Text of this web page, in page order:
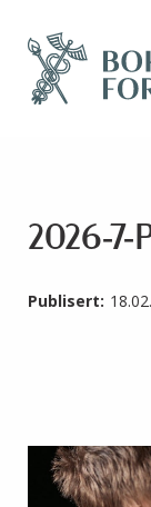
2026-7-
Publisert: